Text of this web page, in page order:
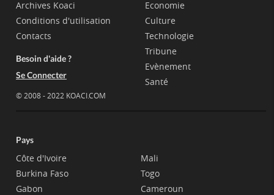
Archives Koaci
Conditions d'utilisation
Contacts
Besoin d'aide ?
Se Connecter
© 2008 - 2022 KOACI.COM
Economie
Culture
Technologie
Tribune
Evènement
Santé
Pays
Côte d'Ivoire
Burkina Faso
Gabon
Mali
Togo
Cameroun